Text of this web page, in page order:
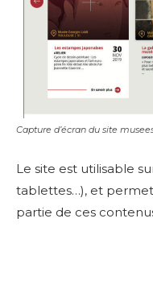
Capture d’écran du site
Le site est utilisable
tablettes…), et
partie de ces